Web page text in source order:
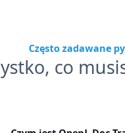
Często zadawane
co